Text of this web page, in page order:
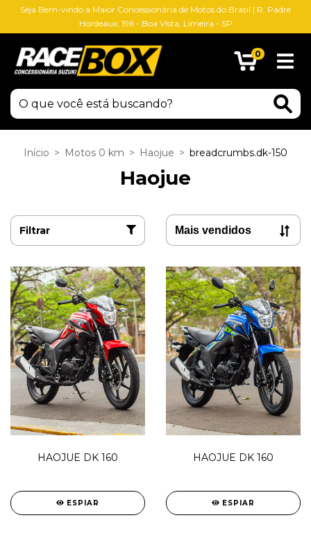
Seja Bem-vindo a Maior Concessionária de Motos do Brasil | R. Padre
Hordeaux, 196 - Boa Vista, Limeira - SP
0
Início > Motos 0 km > Haojue > breadcrumbs.dk-150
Haojue
Filtrar
HAOJUE DK 160
ESPIAR
HAOJUE DK 160
ESPIAR